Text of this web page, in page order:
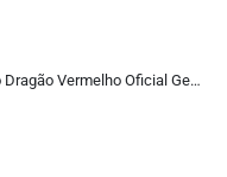
Mouse Pad Ergonômico Dragão Vermelho Oficial Geek Vip